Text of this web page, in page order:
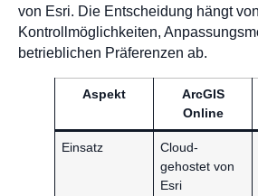
von Esri. Die Entscheidung hängt von
Kontrollmöglichkeiten,
betrieblichen Präferenzen ab.
Aspekt
ArcGIS
Online
Einsatz
Cloud-
gehostet von
Esri